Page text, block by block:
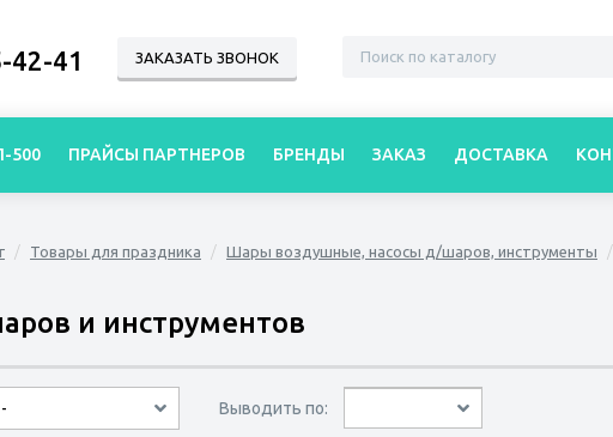
Товары для праздника Шары воздушные, насосы д/шаров, инструменты
и инструментов
- Выводить по:
42-41 ЗАКАЗАТЬ ЗВОНОК
500 ПРАЙСЫ ПАРТНЕРОВ БРЕНДЫ ЗАКАЗ ДОСТАВКА